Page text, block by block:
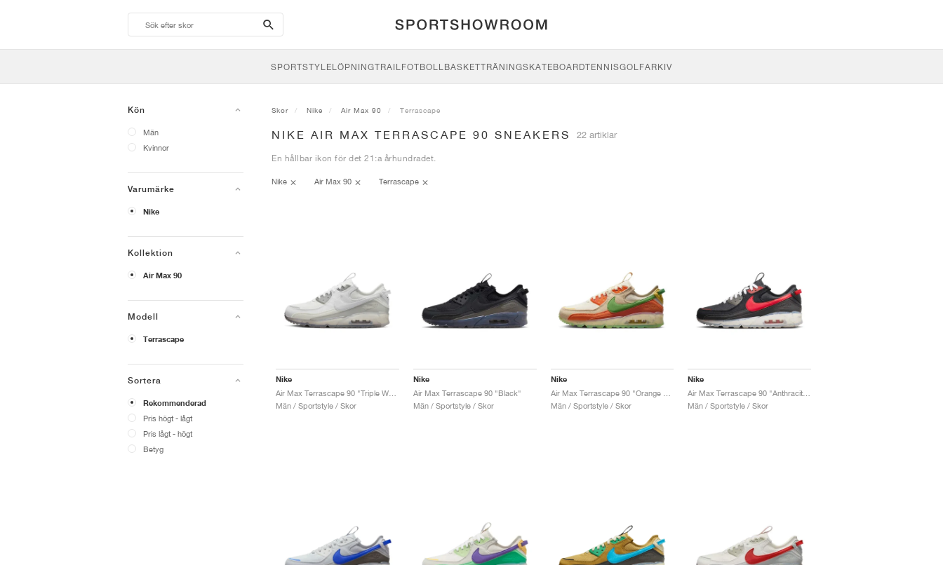
search-
btn
SPORTSTYLELÖPNINGTRAILFOTBOLLBASKETTRÄNINGSKATEBOARDTENNISGOLFARKIV
Kön
Män
Kvinnor
Varumärke
Nike
Kollektion
Air Max 90
Modell
Terrascape
Sortera
Rekommenderad
Pris högt - lågt
Pris lågt - högt
Betyg
Skor Nike Air Max 90 Terrascape
NIKE AIR MAX TERRASCAPE 90 SNEAKERS 22 artiklar
En hållbar ikon för det 21:a århundradet.
Nike Air Max 90 Terrascape
Nike
Män / Sportstyle / Skor
Nike
Air Max Terrascape 90 "Black"
Män / Sportstyle / Skor
Nike
Män / Sportstyle / Skor
Nike
Män / Sportstyle / Skor